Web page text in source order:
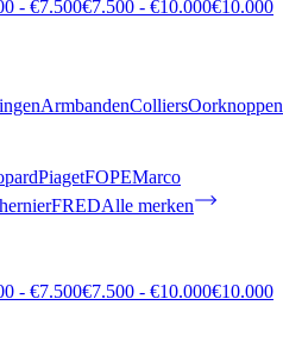
- €7.500€7.500 - €10.000€10.000
ArmbandenColliersOorknoppen
PiagetFOPEMarco
FREDAlle merken
- €7.500€7.500 - €10.000€10.000